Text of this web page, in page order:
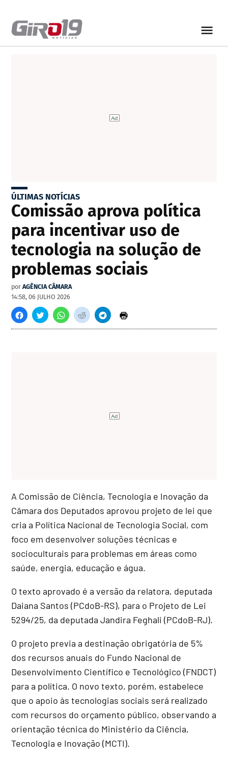
ÚLTIMAS NOTÍCIAS
Comissão aprova política
para incentivar uso de
tecnologia na solução de
problemas sociais
por AGÊNCIA CÂMARA
14:58, 06 JULHO 2026
A Comissão de Ciência, Tecnologia e Inovação da
Câmara dos Deputados aprovou projeto de lei que
cria a Política Nacional de Tecnologia Social, com
foco em desenvolver soluções técnicas e
socioculturais para problemas em áreas como
saúde, energia, educação e água.
O texto aprovado é a versão da relatora, deputada
Daiana Santos (PCdoB-RS), para o Projeto de Lei
5294/25, da deputada Jandira Feghali (PCdoB-RJ).
O projeto previa a destinação obrigatória de 5%
dos recursos anuais do Fundo Nacional de
Desenvolvimento Científico e Tecnológico (FNDCT)
para a política. O novo texto, porém, estabelece
que o apoio às tecnologias sociais será realizado
com recursos do orçamento público, observando a
orientação técnica do Ministério da Ciência,
Tecnologia e Inovação (MCTI).